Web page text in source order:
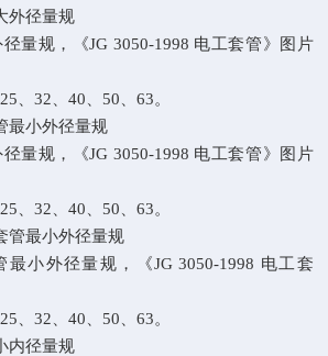
外径量规
量规，《JG 3050-1998 电工套管》图片
25 、32 、40 50 、63。
最小外径量规
量规，《JG 3050-1998 电工套管》图片
25 、32 、40 50 、63。
管最小外径量规
最小外径量规，《JG 3050-1998 电工套
25 、32 、40 50 、63。
内径量规